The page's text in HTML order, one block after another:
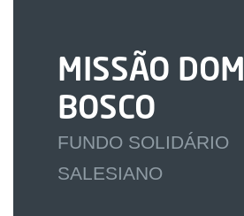
MISSÃO DOM
BOSCO
FUNDO SOLIDÁRIO
SALESIANO